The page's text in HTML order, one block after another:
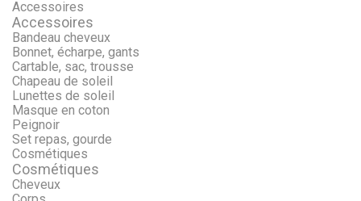
Accessoires
Accessoires
Bandeau cheveux
Bonnet, écharpe, gants
Cartable, sac, trousse
Chapeau de soleil
Lunettes de soleil
Masque en coton
Peignoir
Set repas, gourde
Cosmétiques
Cosmétiques
Cheveux